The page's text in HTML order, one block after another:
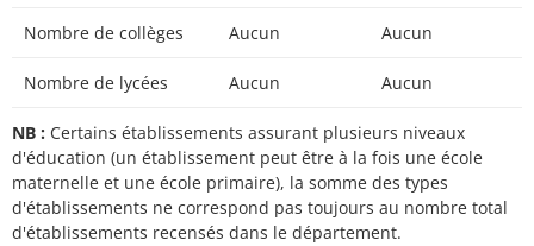
Nombre de collèges Aucun Aucun
Nombre de lycées Aucun Aucun
NB : Certains établissements assurant plusieurs niveaux
d'éducation (un établissement peut être à la fois une école
maternelle et une école primaire), la somme des types
d'établissements ne correspond pas toujours au nombre total
d'établissements recensés dans le département.